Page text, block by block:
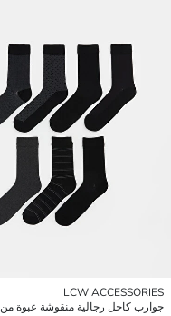
LCW ACCESSORIES
جوارب كاحل رجالية منقوشة عبوة من 7 قطع